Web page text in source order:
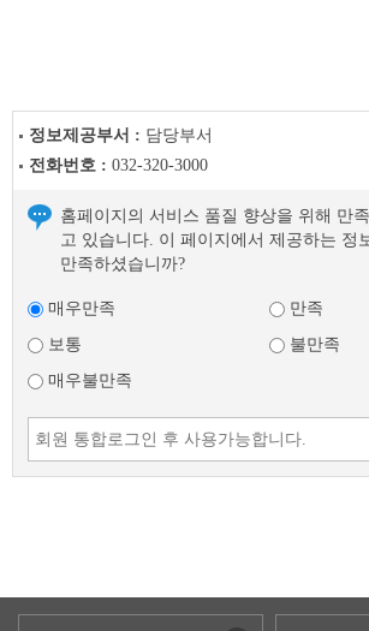
음
글 정보제공부서 : 담당부서
전화번호 : 032-320-3000
홈페이지의 서비스 품질 향상을 위해 만
고 있습니다. 이 페이지에서 제공하는 정
만족하셨습니까?
매우만족
만족
보통
불만족
매우불만족